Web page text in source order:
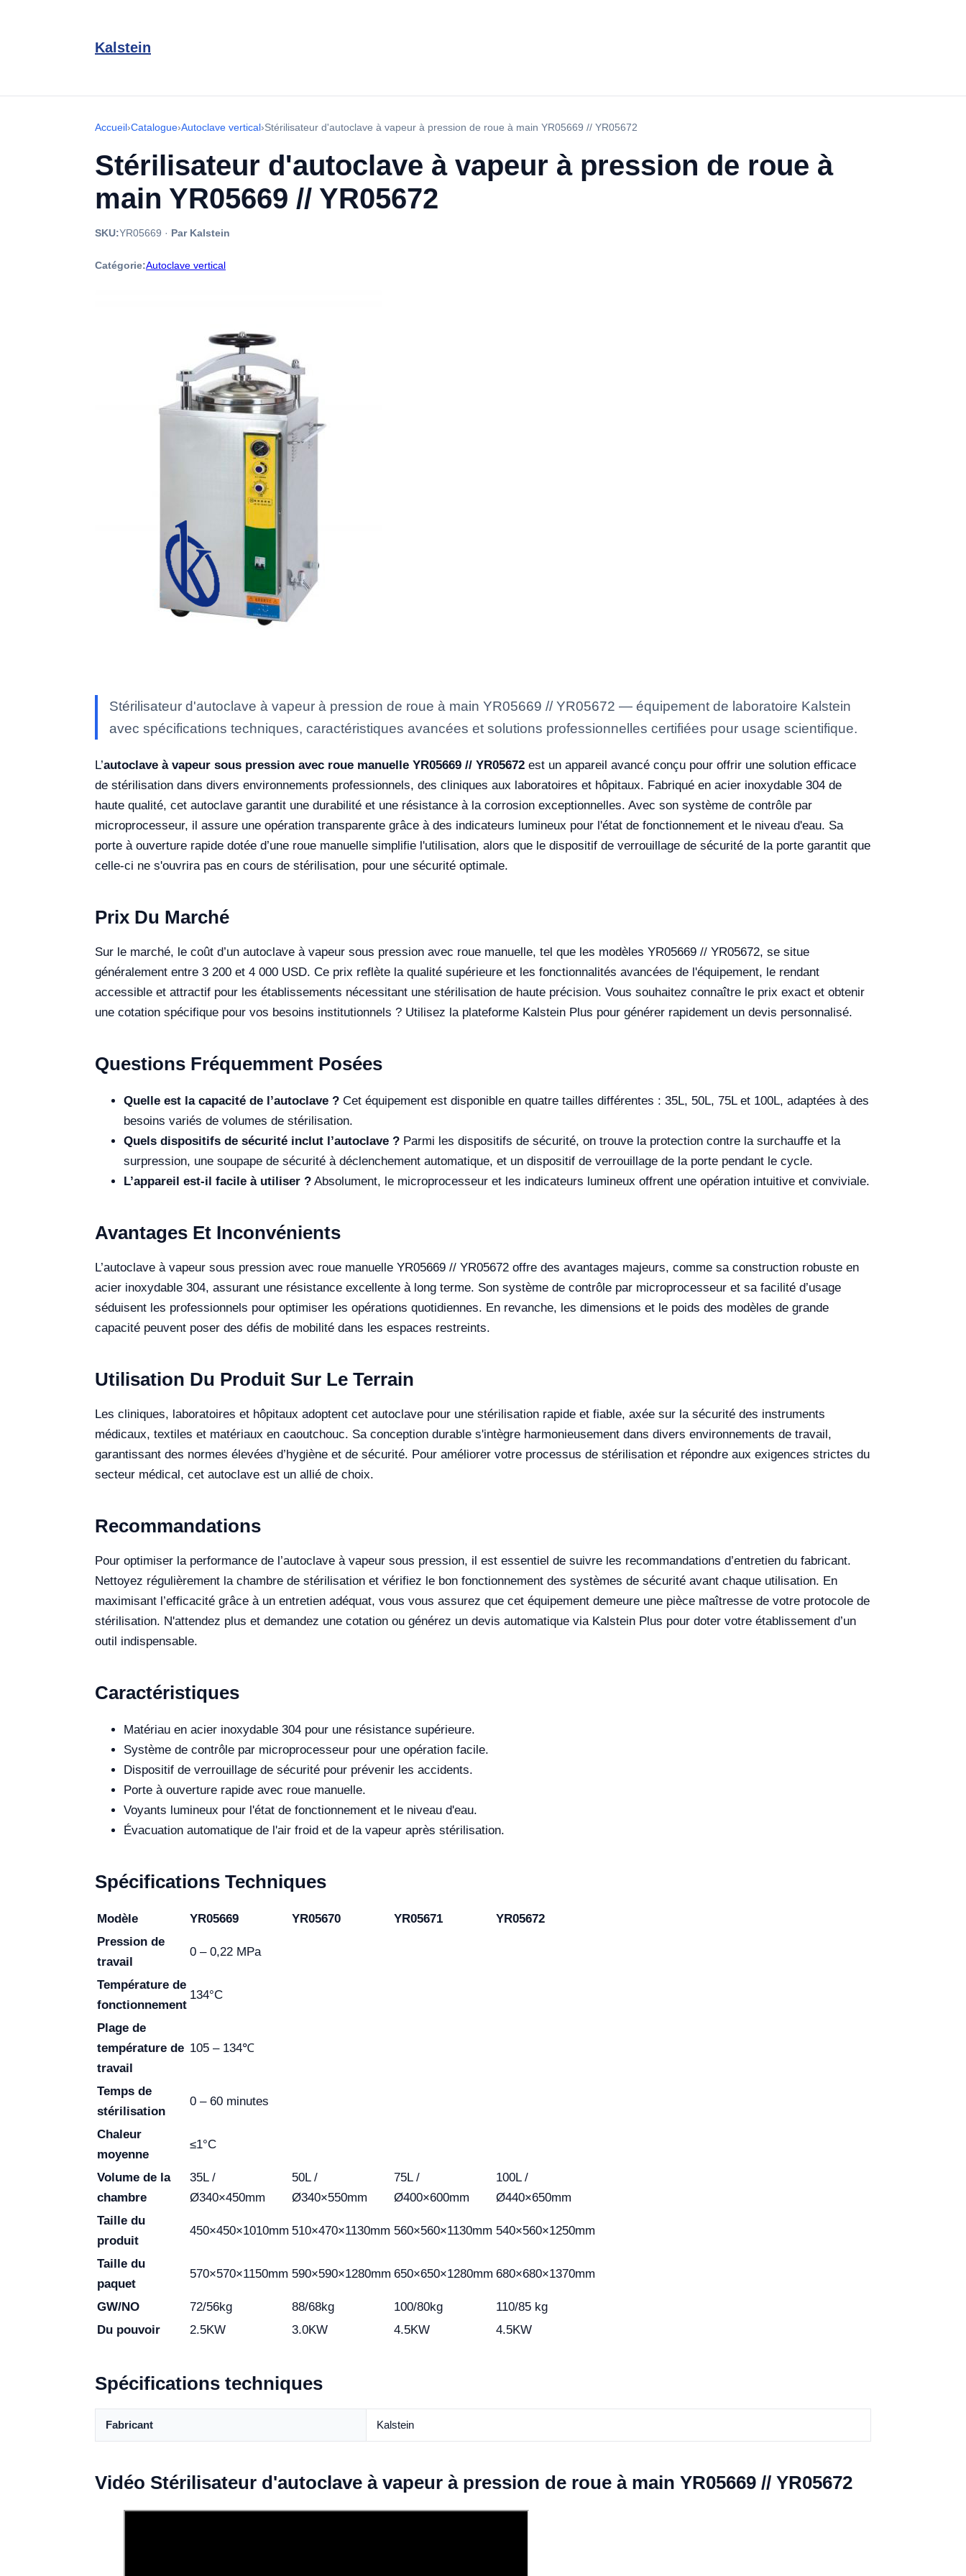
Kalstein
Accueil›Catalogue›Autoclave vertical›Stérilisateur d'autoclave à vapeur à pression de roue à main YR05669 // YR05672
Stérilisateur d'autoclave à vapeur à pression de roue à
main YR05669 // YR05672
SKU:YR05669 · Par Kalstein
Catégorie:Autoclave vertical
Stérilisateur d'autoclave à vapeur à pression de roue à main YR05669 // YR05672 — équipement de laboratoire Kalstein
avec spécifications techniques, caractéristiques avancées et solutions professionnelles certifiées pour usage scientifique.
L’autoclave à vapeur sous pression avec roue manuelle YR05669 // YR05672 est un appareil avancé conçu pour offrir une solution efficace
de stérilisation dans divers environnements professionnels, des cliniques aux laboratoires et hôpitaux. Fabriqué en acier inoxydable 304 de
haute qualité, cet autoclave garantit une durabilité et une résistance à la corrosion exceptionnelles. Avec son système de contrôle par
microprocesseur, il assure une opération transparente grâce à des indicateurs lumineux pour l'état de fonctionnement et le niveau d'eau. Sa
porte à ouverture rapide dotée d’une roue manuelle simplifie l'utilisation, alors que le dispositif de verrouillage de sécurité de la porte garantit que
celle-ci ne s'ouvrira pas en cours de stérilisation, pour une sécurité optimale.
Prix Du Marché
Sur le marché, le coût d’un autoclave à vapeur sous pression avec roue manuelle, tel que les modèles YR05669 // YR05672, se situe
généralement entre 3 200 et 4 000 USD. Ce prix reflète la qualité supérieure et les fonctionnalités avancées de l'équipement, le rendant
accessible et attractif pour les établissements nécessitant une stérilisation de haute précision. Vous souhaitez connaître le prix exact et obtenir
une cotation spécifique pour vos besoins institutionnels ? Utilisez la plateforme Kalstein Plus pour générer rapidement un devis personnalisé.
Questions Fréquemment Posées
Quelle est la capacité de l’autoclave ? Cet équipement est disponible en quatre tailles différentes : 35L, 50L, 75L et 100L, adaptées à des
besoins variés de volumes de stérilisation.
Quels dispositifs de sécurité inclut l’autoclave ? Parmi les dispositifs de sécurité, on trouve la protection contre la surchauffe et la
surpression, une soupape de sécurité à déclenchement automatique, et un dispositif de verrouillage de la porte pendant le cycle.
L’appareil est-il facile à utiliser ? Absolument, le microprocesseur et les indicateurs lumineux offrent une opération intuitive et conviviale.
Avantages Et Inconvénients
L’autoclave à vapeur sous pression avec roue manuelle YR05669 // YR05672 offre des avantages majeurs, comme sa construction robuste en
acier inoxydable 304, assurant une résistance excellente à long terme. Son système de contrôle par microprocesseur et sa facilité d’usage
séduisent les professionnels pour optimiser les opérations quotidiennes. En revanche, les dimensions et le poids des modèles de grande
capacité peuvent poser des défis de mobilité dans les espaces restreints.
Utilisation Du Produit Sur Le Terrain
Les cliniques, laboratoires et hôpitaux adoptent cet autoclave pour une stérilisation rapide et fiable, axée sur la sécurité des instruments
médicaux, textiles et matériaux en caoutchouc. Sa conception durable s'intègre harmonieusement dans divers environnements de travail,
garantissant des normes élevées d’hygiène et de sécurité. Pour améliorer votre processus de stérilisation et répondre aux exigences strictes du
secteur médical, cet autoclave est un allié de choix.
Recommandations
Pour optimiser la performance de l’autoclave à vapeur sous pression, il est essentiel de suivre les recommandations d’entretien du fabricant.
Nettoyez régulièrement la chambre de stérilisation et vérifiez le bon fonctionnement des systèmes de sécurité avant chaque utilisation. En
maximisant l’efficacité grâce à un entretien adéquat, vous vous assurez que cet équipement demeure une pièce maîtresse de votre protocole de
stérilisation. N'attendez plus et demandez une cotation ou générez un devis automatique via Kalstein Plus pour doter votre établissement d’un
outil indispensable.
Caractéristiques
Matériau en acier inoxydable 304 pour une résistance supérieure.
Système de contrôle par microprocesseur pour une opération facile.
Dispositif de verrouillage de sécurité pour prévenir les accidents.
Porte à ouverture rapide avec roue manuelle.
Voyants lumineux pour l'état de fonctionnement et le niveau d'eau.
Évacuation automatique de l'air froid et de la vapeur après stérilisation.
Spécifications Techniques
Modèle YR05669 YR05670 YR05671
YR05672
Pression de
travail
0 – 0,22 MPa
Température de
fonctionnement
134°C
Plage de
température de
travail
105 – 134℃
Temps de
stérilisation
0 – 60 minutes
Chaleur
moyenne
≤1°C
Volume de la
chambre
35L /
Ø340×450mm
50L /
Ø340×550mm
75L /
Ø400×600mm
100L /
Ø440×650mm
Taille du
produit
450×450×1010mm 510×470×1130mm 560×560×1130mm 540×560×1250mm
Taille du
paquet
570×570×1150mm 590×590×1280mm 650×650×1280mm 680×680×1370mm
GW/NO 72/56kg 88/68kg 100/80kg
110/85 kg
Du pouvoir
2.5KW 3.0KW 4.5KW 4.5KW
Spécifications techniques
Fabricant Kalstein
Vidéo Stérilisateur d'autoclave à vapeur à pression de roue à main YR05669 // YR05672